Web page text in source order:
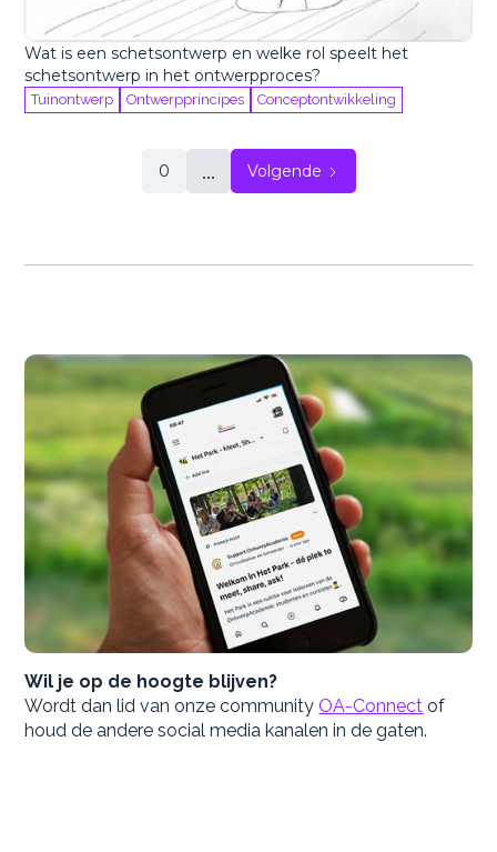
Wat is een schetsontwerp en welke rol speelt het
schetsontwerp in het ontwerpproces?
Tuinontwerp Ontwerpprincipes Conceptontwikkeling
0 ... Volgende
Wil je op de hoogte blijven?
Wordt dan lid van onze community OA-Connect of
houd de andere social media kanalen in de gaten.